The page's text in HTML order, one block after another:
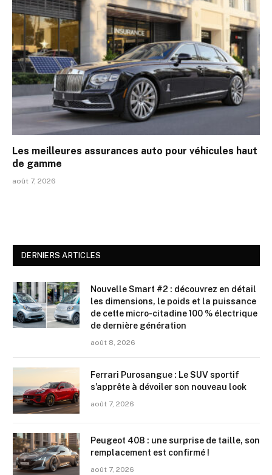
Les meilleures assurances auto pour véhicules haut
de gamme
août 7, 2026
DERNIERS ARTICLES
Nouvelle Smart #2 : découvrez en détail
les dimensions, le poids et la puissance
de cette micro-citadine 100 % électrique
de dernière génération
août 8, 2026
Ferrari Purosangue : Le SUV sportif
s’apprête à dévoiler son nouveau look
août 7, 2026
Peugeot 408 : une surprise de taille, son
remplacement est confirmé !
août 7, 2026